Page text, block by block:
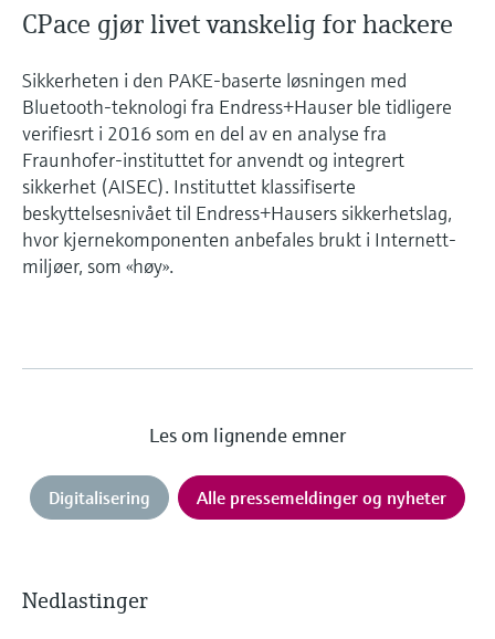
CPace gjør livet vanskelig for hackere
Sikkerheten i den PAKE-baserte løsningen med
Bluetooth-teknologi fra Endress+Hauser ble tidligere
verifiesrt i 2016 som en del av en analyse fra
Fraunhofer-instituttet for anvendt og integrert
sikkerhet (AISEC). Instituttet klassifiserte
beskyttelsesnivået til Endress+Hausers sikkerhetslag,
hvor kjernekomponenten anbefales brukt i Internett-
miljøer, som «høy».
Les om lignende emner
Digitalisering Alle pressemeldinger og nyheter
Nedlastinger